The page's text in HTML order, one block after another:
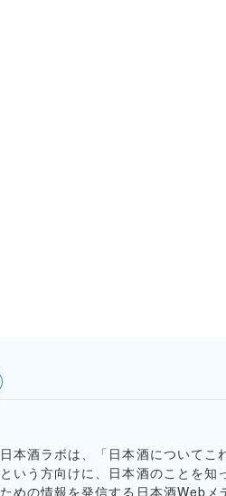
日本酒ラボは、「日本酒についてこ
という方向けに、日本酒のことを知
ための情報を発信する日本酒Webメ